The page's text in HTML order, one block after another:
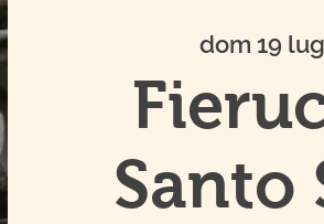
dom 19 lug
Santo